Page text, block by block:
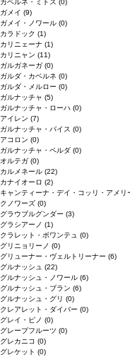
カベルネ・ミトス (0)
ガメイ (9)
ガメイ・ノワール (0)
カラドック (1)
カリニェーナ (1)
カリニャン (11)
ガルガネーガ (0)
ガルダ・カベルネ (0)
ガルダ・メルロー (0)
ガルナッチャ (5)
ガルナッチャ・ローハ (0)
アイレン (7)
ガルナッチャ・パイス (0)
アコロン (0)
ガルナッチャ・ペルダ (0)
オルテガ (0)
カルメネール (22)
カナイオーロ (2)
キャンティーナ・デイ・コッリ・アメリ
クノワーズ (0)
グラウブルグンダー (3)
グラシアーノ (1)
クラレット・ボワンテュ (0)
グリニョリーノ (0)
グリューナー・ヴェルトリーナー (6)
グルナッシュ (22)
グルナッシュ・ノワール (6)
グルナッシュ・ブラン (6)
グルナッシュ・グリ (0)
クレアレット・ダイバー (0)
グレイ・ピノ (0)
グレープフルーツ (0)
グレカニコ (0)
グレケット (0)